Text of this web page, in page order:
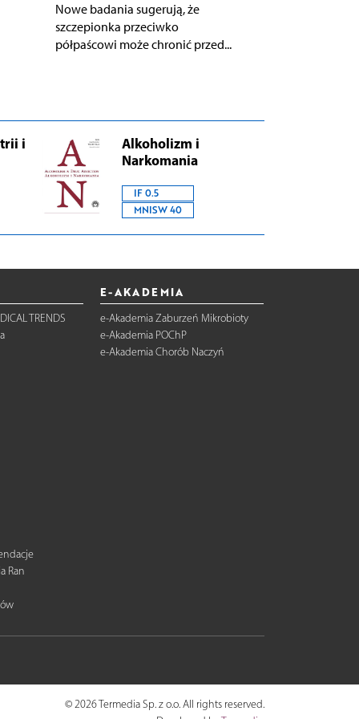
Nowe badania sugerują, że
szczepionka przeciwko
półpaścowi może chronić przed...
i
Alkoholizm i
Narkomania
IF 0.5
MNISW 40
TRENDS
Ran
E-AKADEMIA
e-Akademia Zaburzeń Mikrobioty
e-Akademia POChP
e-Akademia Chorób Naczyń
© 2026 Termedia Sp. z o.o. All rights reserved.